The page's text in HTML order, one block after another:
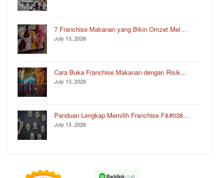
7 Franchise Makanan yang Bikin Omzet Mel…
July 13, 2026
Cara Buka Franchise Makanan dengan Risik…
July 13, 2026
Panduan Lengkap Memilih Franchise F&#038…
July 13, 2026